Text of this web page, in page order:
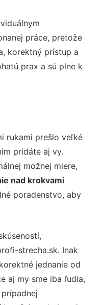
práce, pretože
korektný prístup a
prax a sú plne k
rukami prešlo veľké
pridáte aj vy.
možnej miere,
nad krokvami
poradenstvo, aby
strecha.sk. Inak
jednanie od
aj my sme iba ľudia,